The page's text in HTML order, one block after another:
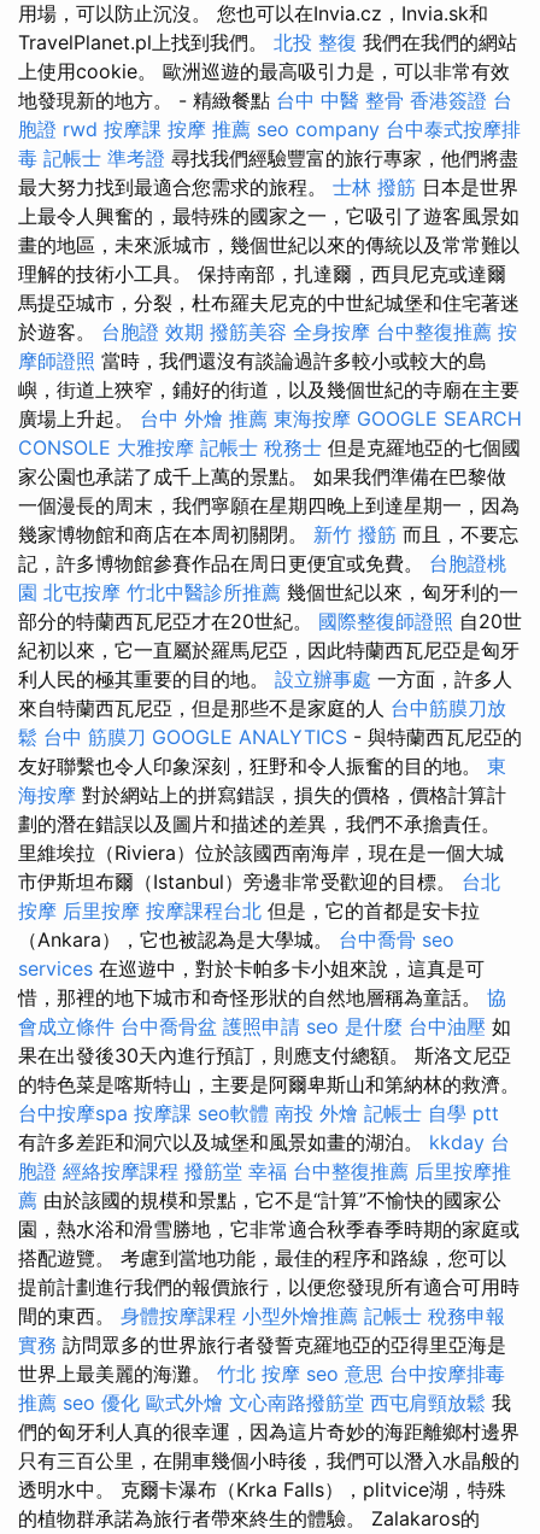
用場，可以防止沉沒。 您也可以在Invia.cz，Invia.sk和
TravelPlanet.pl上找到我們。 北投 整復 我們在我們的網站
上使用cookie。 歐洲巡遊的最高吸引力是，可以非常有效
地發現新的地方。 - 精緻餐點 台中 中醫 整骨 香港簽證 台
胞證 rwd 按摩課 按摩 推薦 seo company 台中泰式按摩排
毒 記帳士 準考證 尋找我們經驗豐富的旅行專家，他們將盡
最大努力找到最適合您需求的旅程。 士林 撥筋 日本是世界
上最令人興奮的，最特殊的國家之一，它吸引了遊客風景如
畫的地區，未來派城市，幾個世紀以來的傳統以及常常難以
理解的技術小工具。 保持南部，扎達爾，西貝尼克或達爾
馬提亞城市，分裂，杜布羅夫尼克的中世紀城堡和住宅著迷
於遊客。 台胞證 效期 撥筋美容 全身按摩 台中整復推薦 按
摩師證照 當時，我們還沒有談論過許多較小或較大的島
嶼，街道上狹窄，鋪好的街道，以及幾個世紀的寺廟在主要
廣場上升起。 台中 外燴 推薦 東海按摩 GOOGLE SEARCH
CONSOLE 大雅按摩 記帳士 稅務士 但是克羅地亞的七個國
家公園也承諾了成千上萬的景點。 如果我們準備在巴黎做
一個漫長的周末，我們寧願在星期四晚上到達星期一，因為
幾家博物館和商店在本周初關閉。 新竹 撥筋 而且，不要忘
記，許多博物館參賽作品在周日更便宜或免費。 台胞證桃
園 北屯按摩 竹北中醫診所推薦 幾個世紀以來，匈牙利的一
部分的特蘭西瓦尼亞才在20世紀。 國際整復師證照 自20世
紀初以來，它一直屬於羅馬尼亞，因此特蘭西瓦尼亞是匈牙
利人民的極其重要的目的地。 設立辦事處 一方面，許多人
來自特蘭西瓦尼亞，但是那些不是家庭的人 台中筋膜刀放
鬆 台中 筋膜刀 GOOGLE ANALYTICS - 與特蘭西瓦尼亞的
友好聯繫也令人印象深刻，狂野和令人振奮的目的地。 東
海按摩 對於網站上的拼寫錯誤，損失的價格，價格計算計
劃的潛在錯誤以及圖片和描述的差異，我們不承擔責任。
里維埃拉（Riviera）位於該國西南海岸，現在是一個大城
市伊斯坦布爾（Istanbul）旁邊非常受歡迎的目標。 台北
按摩 后里按摩 按摩課程台北 但是，它的首都是安卡拉
（Ankara），它也被認為是大學城。 台中喬骨 seo
services 在巡遊中，對於卡帕多卡小姐來說，這真是可
惜，那裡的地下城市和奇怪形狀的自然地層稱為童話。 協
會成立條件 台中喬骨盆 護照申請 seo 是什麼 台中油壓 如
果在出發後30天內進行預訂，則應支付總額。 斯洛文尼亞
的特色菜是喀斯特山，主要是阿爾卑斯山和第納林的救濟。
台中按摩spa 按摩課 seo軟體 南投 外燴 記帳士 自學 ptt
有許多差距和洞穴以及城堡和風景如畫的湖泊。 kkday 台
胞證 經絡按摩課程 撥筋堂 幸福 台中整復推薦 后里按摩推
薦 由於該國的規模和景點，它不是“計算”不愉快的國家公
園，熱水浴和滑雪勝地，它非常適合秋季春季時期的家庭或
搭配遊覽。 考慮到當地功能，最佳的程序和路線，您可以
提前計劃進行我們的報價旅行，以便您發現所有適合可用時
間的東西。 身體按摩課程 小型外燴推薦 記帳士 稅務申報
實務 訪問眾多的世界旅行者發誓克羅地亞的亞得里亞海是
世界上最美麗的海灘。 竹北 按摩 seo 意思 台中按摩排毒
推薦 seo 優化 歐式外燴 文心南路撥筋堂 西屯肩頸放鬆 我
們的匈牙利人真的很幸運，因為這片奇妙的海距離鄉村邊界
只有三百公里，在開車幾個小時後，我們可以潛入水晶般的
透明水中。 克爾卡瀑布（Krka Falls），plitvice湖，特殊
的植物群承諾為旅行者帶來終生的體驗。 Zalakaros的